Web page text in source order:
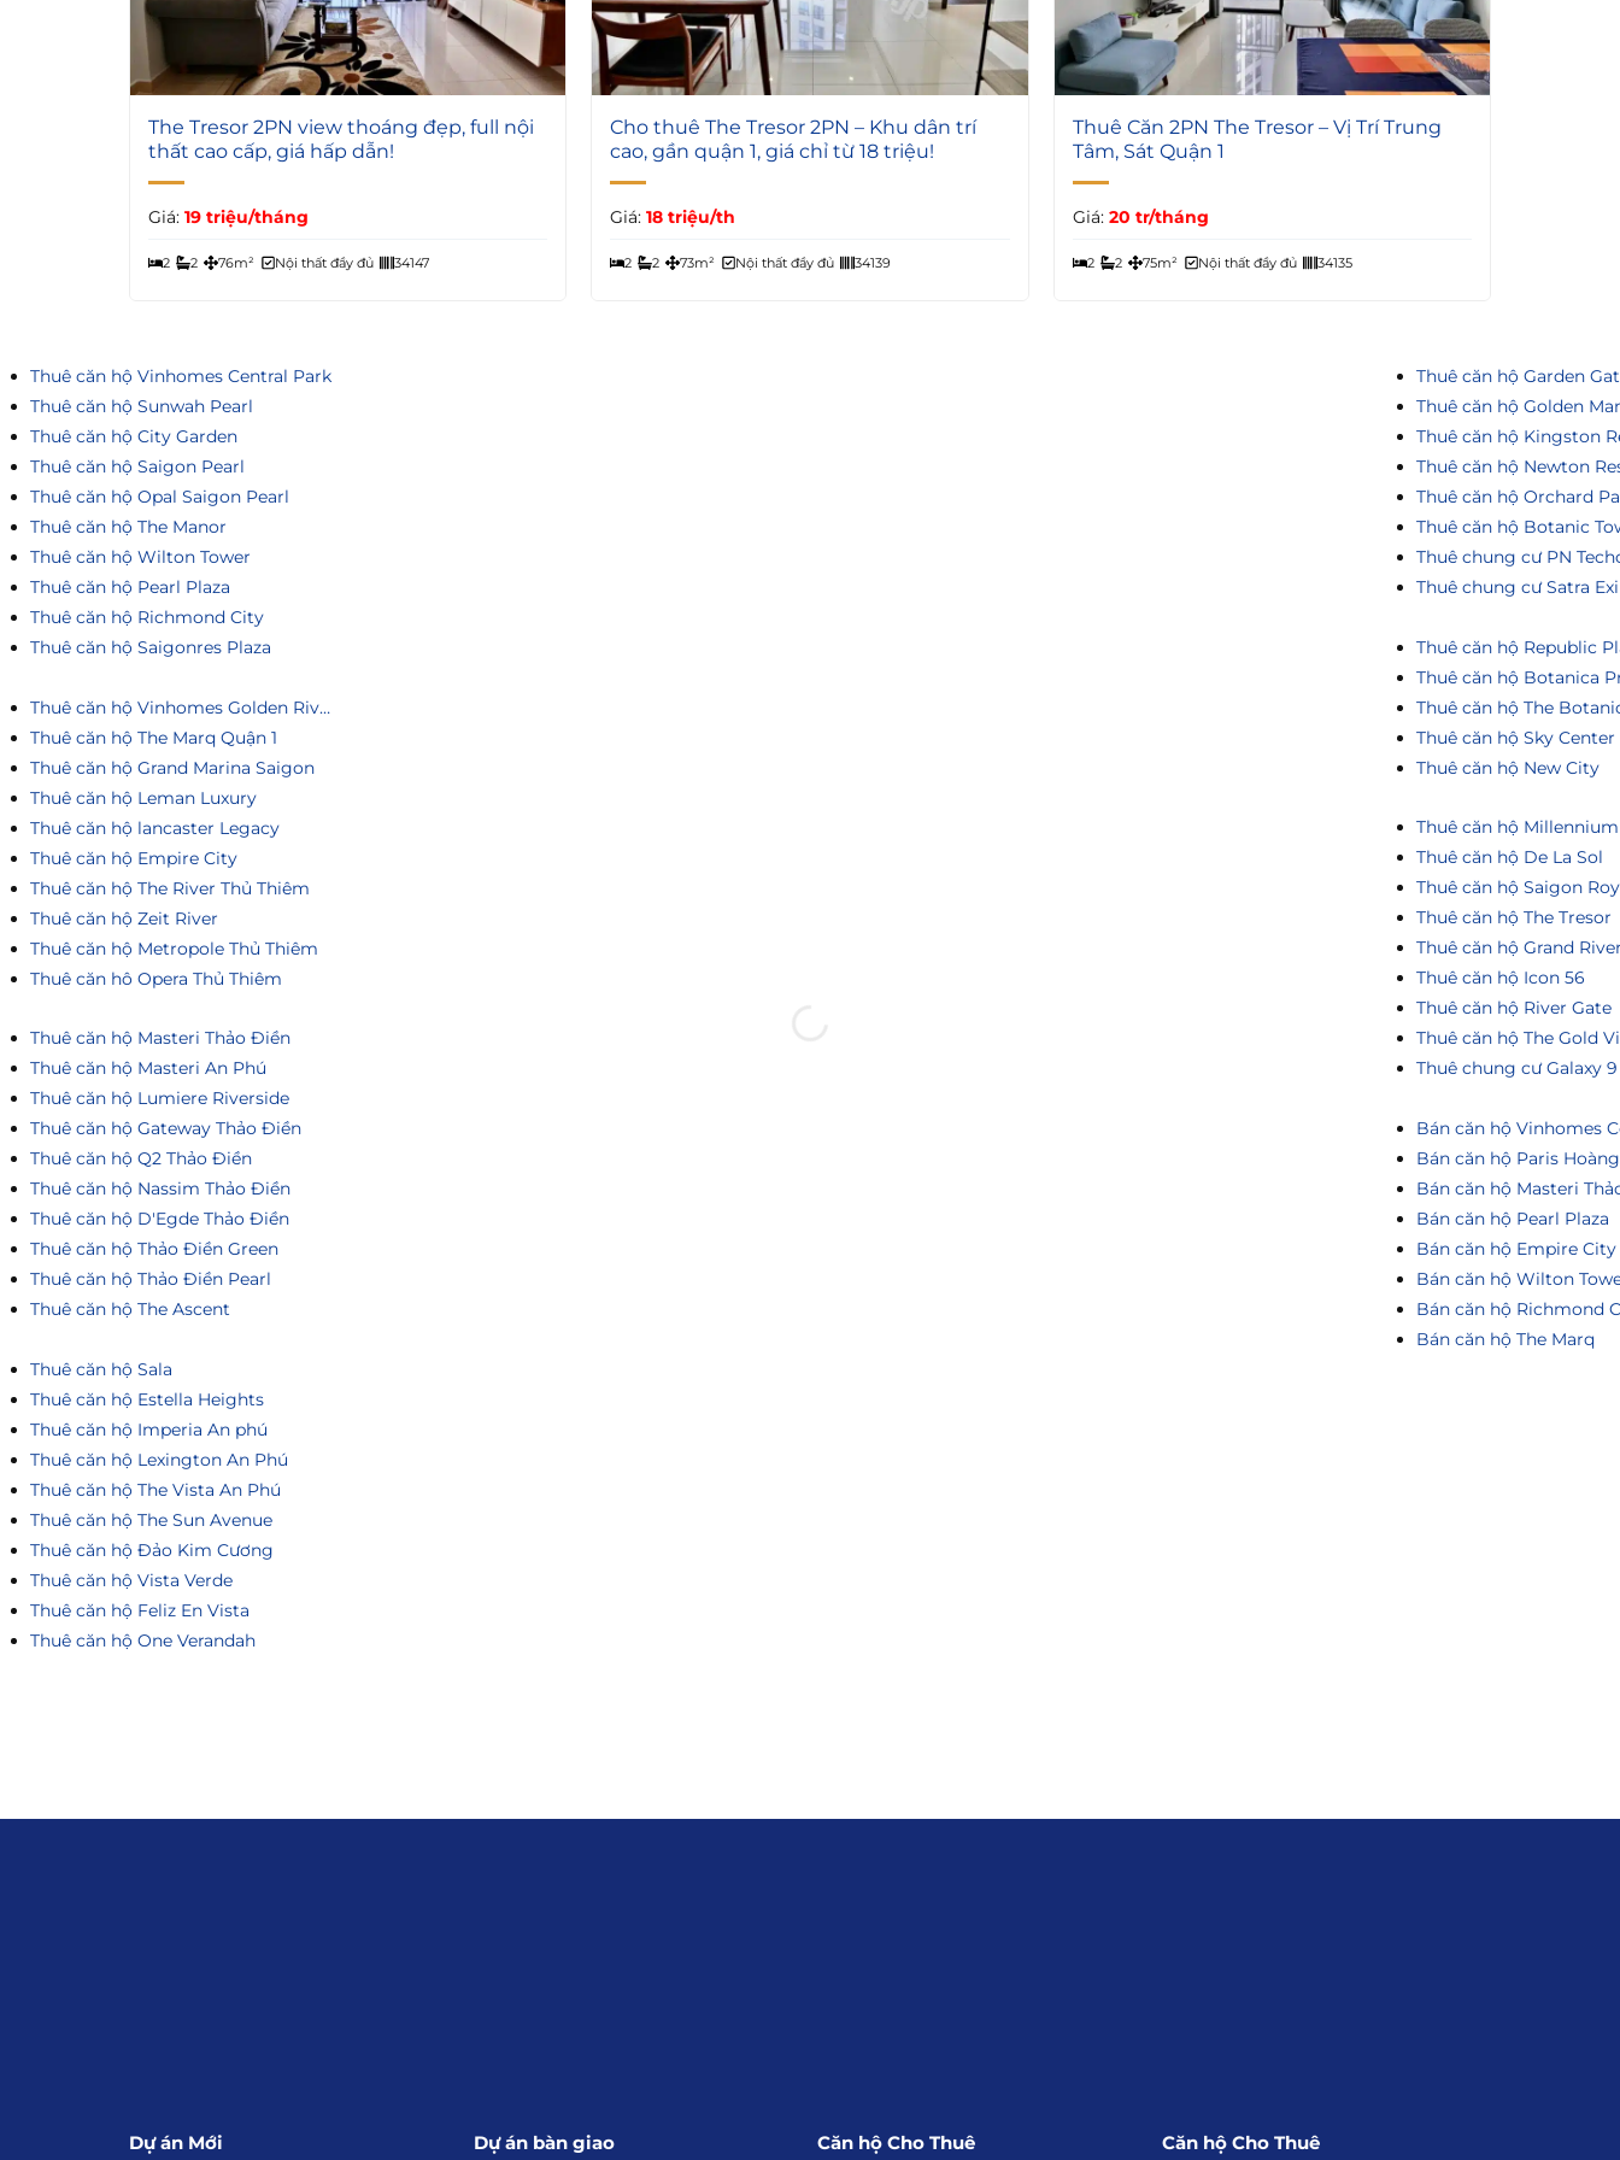
6
The Tresor 2PN view thoáng đẹp, full nội
thất cao cấp, giá hấp dẫn!
Giá: 19 triệu/tháng
2 2 76m² Nội thất đầy đủ 34147
5
Cho thuê The Tresor 2PN – Khu dân trí
cao, gần quận 1, giá chỉ từ 18 triệu!
Giá:18 triệu/th
2 2 73m² Nội thất đầy đủ 34139
7
Thuê Căn 2PN The Tresor – Vị Trí Trung
Tâm, Sát Quận 1
Giá: 20 tr/tháng
2 2 75m² Nội thất đầy đủ 34135
Thuê căn hộ Vinhomes Central Park
Thuê căn hộ Sunwah Pearl
Thuê căn hộ City Garden
Thuê căn hộ Saigon Pearl
Thuê căn hộ Opal Saigon Pearl
Thuê căn hộ The Manor
Thuê căn hộ Wilton Tower
Thuê căn hộ Pearl Plaza
Thuê căn hộ Richmond City
Thuê căn hộ Saigonres Plaza
Thuê căn hộ Vinhomes Golden River
Thuê căn hộ The Marq Quận 1
Thuê căn hộ Grand Marina Saigon
Thuê căn hộ Leman Luxury
Thuê căn hộ lancaster Legacy
Thuê căn hộ Empire City
Thuê căn hộ The River Thủ Thiêm
Thuê căn hộ Zeit River
Thuê căn hộ Metropole Thủ Thiêm
Thuê căn hô Opera Thủ Thiêm
Thuê căn hộ Masteri Thảo Điền
Thuê căn hộ Masteri An Phú
Thuê căn hộ Lumiere Riverside
Thuê căn hộ Gateway Thảo Điền
Thuê căn hộ Q2 Thảo Điền
Thuê căn hộ Nassim Thảo Điền
Thuê căn hộ D'Egde Thảo Điền
Thuê căn hộ Thảo Điền Green
Thuê căn hộ Thảo Điền Pearl
Thuê căn hộ The Ascent
Thuê căn hộ Sala
Thuê căn hộ Estella Heights
Thuê căn hộ Imperia An phú
Thuê căn hộ Lexington An Phú
Thuê căn hộ The Vista An Phú
Thuê căn hộ The Sun Avenue
Thuê căn hộ Đảo Kim Cương
Thuê căn hộ Vista Verde
Thuê căn hộ Feliz En Vista
Thuê căn hộ One Verandah
Thuê căn hộ Garden
Thuê căn hộ Golden
Thuê căn hộ Kingston
Thuê căn hộ Newton
Thuê căn hộ Orchard
Thuê căn hộ Botanic
Thuê chung cư PN
Thuê chung cư Satra
Thuê căn hộ Republic
Thuê căn hộ Botanica
Thuê căn hộ The
Thuê căn hộ Sky Center
Thuê căn hộ New City
Thuê căn hộ Millennium
Thuê căn hộ De La Sol
Thuê căn hộ Saigon
Thuê căn hộ The Tresor
Thuê căn hộ Grand
Thuê căn hộ Icon 56
Thuê căn hộ River Gate
Thuê căn hộ The Gold
Thuê chung cư Galaxy 9
Bán căn hộ Vinhomes
Bán căn hộ Paris
Bán căn hộ Masteri
Bán căn hộ Pearl Plaza
Bán căn hộ Empire City
Bán căn hộ Wilton
Bán căn hộ Richmond
Bán căn hộ The Marq
Dự án Mới Dự án bàn giao Căn hộ Cho Thuê Căn hộ Cho Thuê